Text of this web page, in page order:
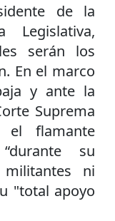
de la
Legislativa,
serán los
En el marco
y ante la
Suprema
el flamante
su
ni
"total apoyo